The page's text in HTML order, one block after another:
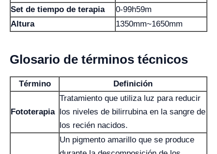
Set de tiempo de terapia
0-99h59m
Altura
1350mm~1650mm
Glosario de términos técnicos
Término Definición
Fototerapia
Tratamiento que utiliza luz para reducir
los niveles de bilirrubina en la sangre de
los recién nacidos.
Un pigmento amarillo que se produce